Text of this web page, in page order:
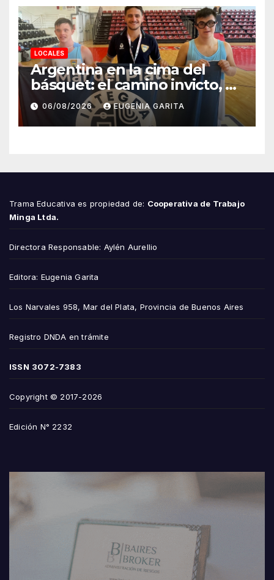
LOCALES
Argentina en la cima del
básquet: el camino invicto, el
esfuerzo familiar y la jugada
que valió un Mundial
06/08/2026 EUGENIA GARITA
Trama Educativa es propiedad de: Cooperativa de Trabajo
Minga Ltda.
Directora Responsable: Aylén Aurellio
Editora: Eugenia Garita
Los Narvales 958, Mar del Plata, Provincia de Buenos Aires
Registro DNDA en trámite
ISSN 3072-7383
Copyright © 2017-2026
Edición N° 2232